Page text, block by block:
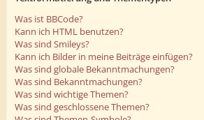
Was ist BBCode?
Kann ich HTML benutzen?
Was sind Smileys?
Kann ich Bilder in meine Beiträge einfügen?
Was sind globale Bekanntmachungen?
Was sind Bekanntmachungen?
Was sind wichtige Themen?
Was sind geschlossene Themen?